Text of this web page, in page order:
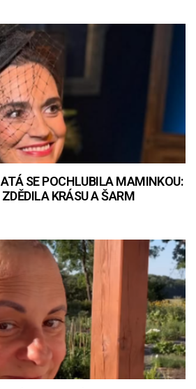
SE POCHLUBILA MAMINKOU:
KRÁSU A ŠARM